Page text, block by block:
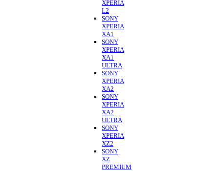
XPERIA
L2
SONY
XPERIA
XA1
SONY
XPERIA
XA1
ULTRA
SONY
XPERIA
XA2
SONY
XPERIA
XA2
ULTRA
SONY
XPERIA
XZ2
SONY
XZ
PREMIUM